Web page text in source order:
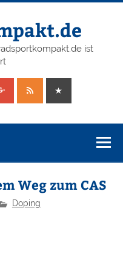
ist
Weg zum CAS
Doping